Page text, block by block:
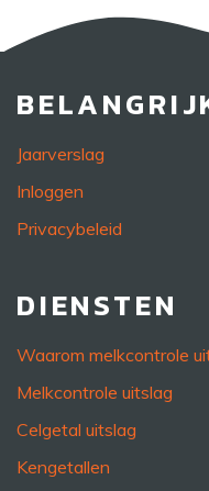
Jaarverslag
Inloggen
Privacybeleid
DIENSTEN
Waarom melkcontrole
Melkcontrole uitslag
Celgetal uitslag
Kengetallen